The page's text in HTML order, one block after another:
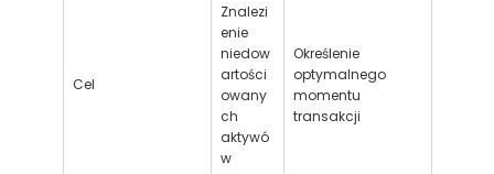
Cel
Znalezi
enie
niedow
artości
owany
ch
aktywó
w
Określenie
optymalnego
momentu
transakcji